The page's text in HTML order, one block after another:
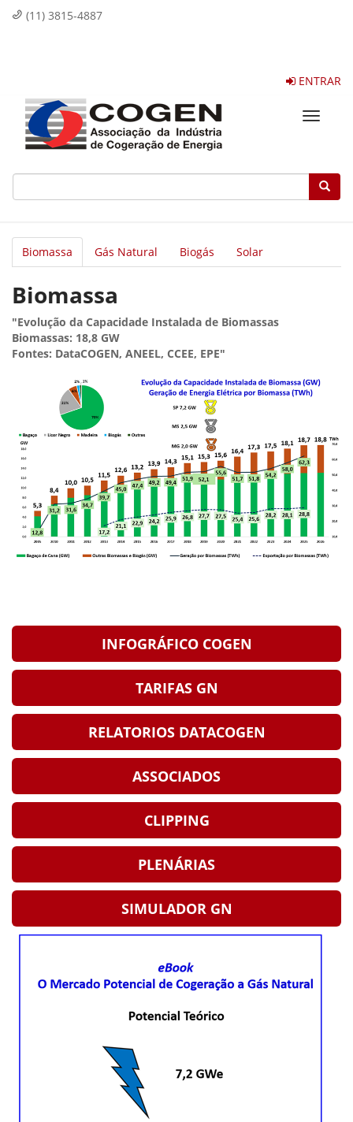
(11) 3815-4887
ENTRAR
Toggle
Biomassa Gás Natural Biogás Solar
Biomassa
"Evolução da Capacidade Instalada de Biomassas
Biomassas: 18,8 GW
Fontes: DataCOGEN, ANEEL, CCEE, EPE"
INFOGRÁFICO COGEN
TARIFAS GN
RELATORIOS DATACOGEN
ASSOCIADOS
CLIPPING
PLENÁRIAS
SIMULADOR GN